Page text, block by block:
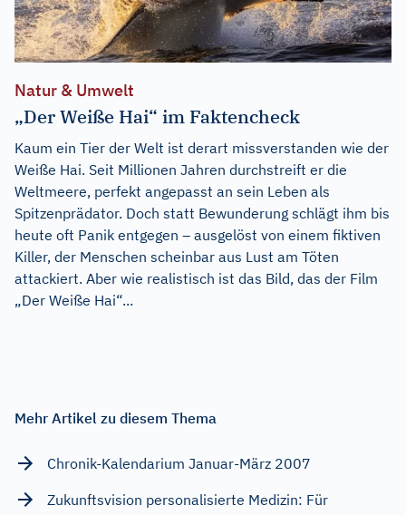
Natur & Umwelt
„Der Weiße Hai“ im Faktencheck
Kaum ein Tier der Welt ist derart missverstanden wie der
Weiße Hai. Seit Millionen Jahren durchstreift er die
Weltmeere, perfekt angepasst an sein Leben als
Spitzenprädator. Doch statt Bewunderung schlägt ihm bis
heute oft Panik entgegen – ausgelöst von einem fiktiven
Killer, der Menschen scheinbar aus Lust am Töten
attackiert. Aber wie realistisch ist das Bild, das der Film
„Der Weiße Hai“...
Mehr Artikel zu diesem Thema
Chronik-Kalendarium Januar-März 2007
Zukunftsvision personalisierte Medizin: Für